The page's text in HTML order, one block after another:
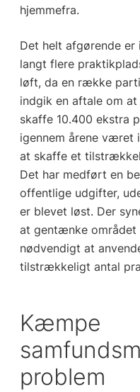
hjemmefra.
Det helt afgørende
langt flere
løft, da en række
indgik en aftale om
skaffe 10.400 ekstra
igennem årene
at skaffe et
Det har medført en
offentlige udgifter,
er blevet løst. Der
at gentænke området
nødvendigt at
tilstrækkeligt antal
Kæmpe
problem